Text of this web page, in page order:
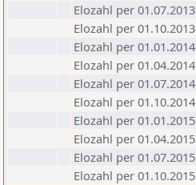
Elozahl per 01.07.2013
Elozahl per 01.10.2013
Elozahl per 01.01.2014
Elozahl per 01.04.2014
Elozahl per 01.07.2014
Elozahl per 01.10.2014
Elozahl per 01.01.2015
Elozahl per 01.04.2015
Elozahl per 01.07.2015
Elozahl per 01.10.2015